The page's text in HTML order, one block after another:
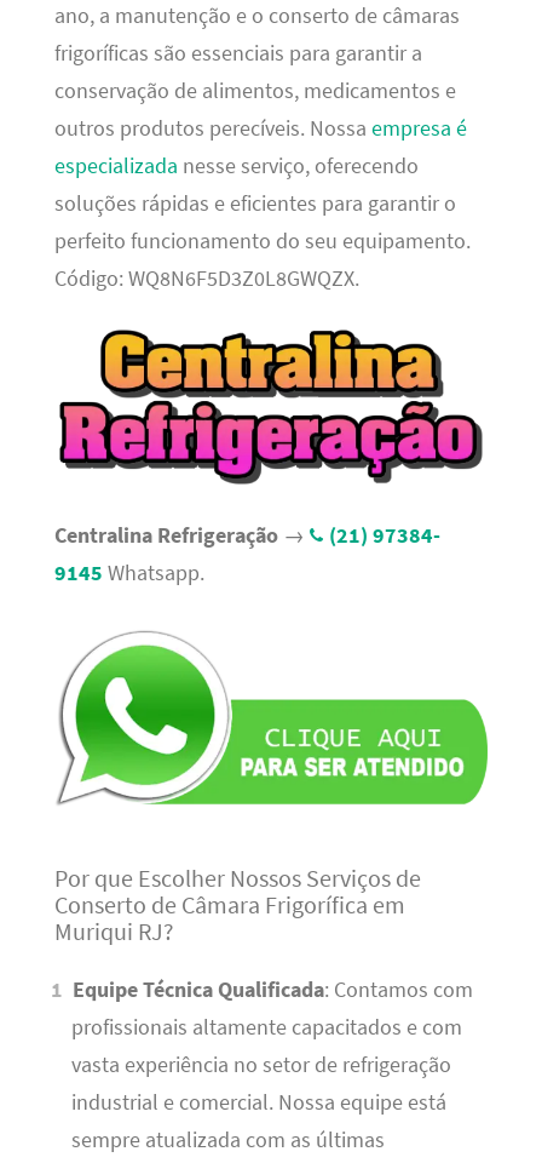
ano, a manutenção e o conserto de câmaras
frigoríficas são essenciais para garantir a
conservação de alimentos, medicamentos e
outros produtos perecíveis. Nossa empresa é
especializada nesse serviço, oferecendo
soluções rápidas e eficientes para garantir o
perfeito funcionamento do seu equipamento.
Código: WQ8N6F5D3Z0L8GWQZX.
Centralina Refrigeração→
(21) 97384-
9145 Whatsapp.
Por que Escolher Nossos Serviços de
Conserto de Câmara Frigorífica em
Muriqui RJ?
Equipe Técnica Qualificada: Contamos com
profissionais altamente capacitados e com
vasta experiência no setor de refrigeração
industrial e comercial. Nossa equipe está
sempre atualizada com as últimas